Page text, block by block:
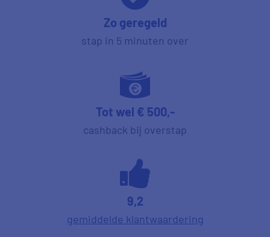
Zo geregeld
stap in 5 minuten over
Tot wel € 500,-
cashback bij overstap
9,2
gemiddelde klantwaardering